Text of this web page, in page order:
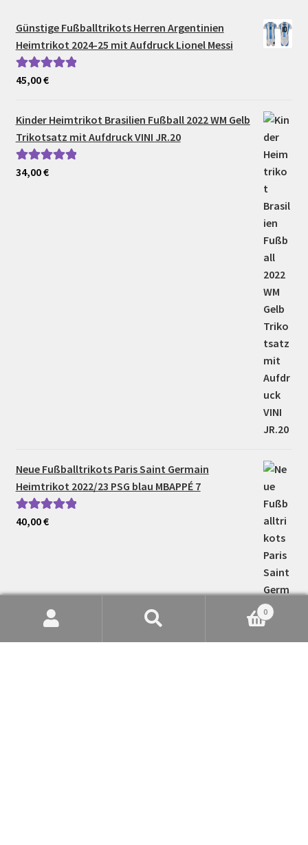
Günstige Fußballtrikots Herren Argentinien
Heimtrikot 2024-25 mit Aufdruck Lionel Messi
Bewertet mit
45,00€
Kinder Heimtrikot Brasilien Fußball 2022 WM Gelb
Trikotsatz mit Aufdruck VINI JR.20
Bewertet mit
34,00€
Neue Fußballtrikots Paris Saint Germain
Heimtrikot 2022/23 PSG blau MBAPPÉ 7
Bewertet mit
40,00€
nach:
0